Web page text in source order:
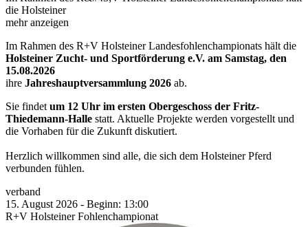
die Holsteiner
mehr anzeigen
Im Rahmen des R+V Holsteiner Landesfohlenchampionats hält die
Holsteiner Zucht- und Sportförderung e.V. am Samstag, den
15.08.2026
ihre Jahreshauptversammlung 2026 ab.
Sie findet um 12 Uhr im ersten Obergeschoss der Fritz-
Thiedemann-Halle statt. Aktuelle Projekte werden vorgestellt und
die Vorhaben für die Zukunft diskutiert.
Herzlich willkommen sind alle, die sich dem Holsteiner Pferd
verbunden fühlen.
verband
15. August 2026 - Beginn: 13:00
R+V Holsteiner Fohlenchampionat